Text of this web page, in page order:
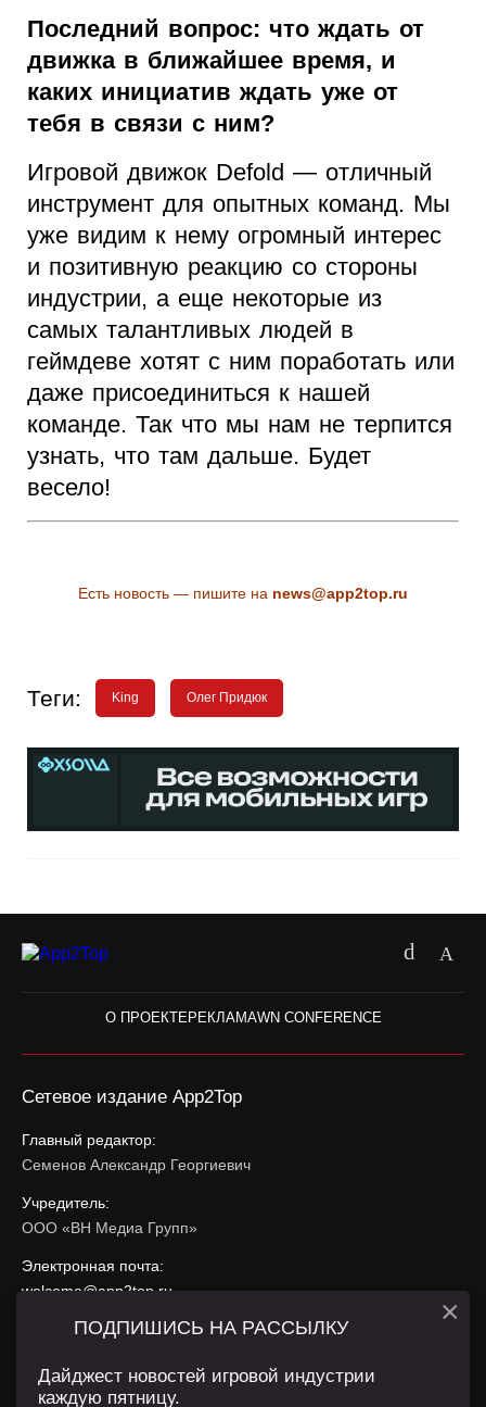
Последний вопрос: что ждать от
движка в ближайшее время, и
каких инициатив ждать уже от
тебя в связи с ним?
Игровой движок Defold — отличный
инструмент для опытных команд. Мы
уже видим к нему огромный интерес
и позитивную реакцию со стороны
индустрии, а еще некоторые из
самых талантливых людей в
геймдеве хотят с ним поработать или
даже присоединиться к нашей
команде. Так что мы нам не терпится
узнать, что там дальше. Будет
весело!
Есть новость — пишите на news@app2top.ru
Теги: King Олег Придюк
О ПРОЕКТЕ РЕКЛАМАWN CONFERENCE
Сетевое издание App2Top
Главный редактор:
Семенов Александр Георгиевич
Учредитель:
ООО «ВН Медиа Групп»
Электронная почта:
welcome@app2top.ru
При использовании материалов активная ссылка на
ПОДПИШИСЬ НА РАССЫЛКУ
Дайджест новостей игровой индустрии
каждую пятницу.
×